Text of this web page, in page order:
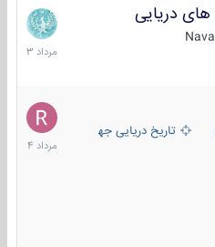
دریایی
2
مرداد
1403
تاریخ دریایی جهان
16
مرداد
1404